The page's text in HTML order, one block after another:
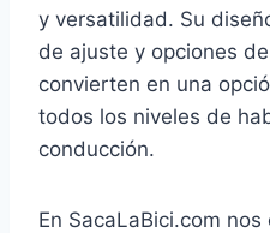
y versatilidad. Su
de ajuste y opciones
convierten en una
todos los niveles de
conducción.
En SacaLaBici.com